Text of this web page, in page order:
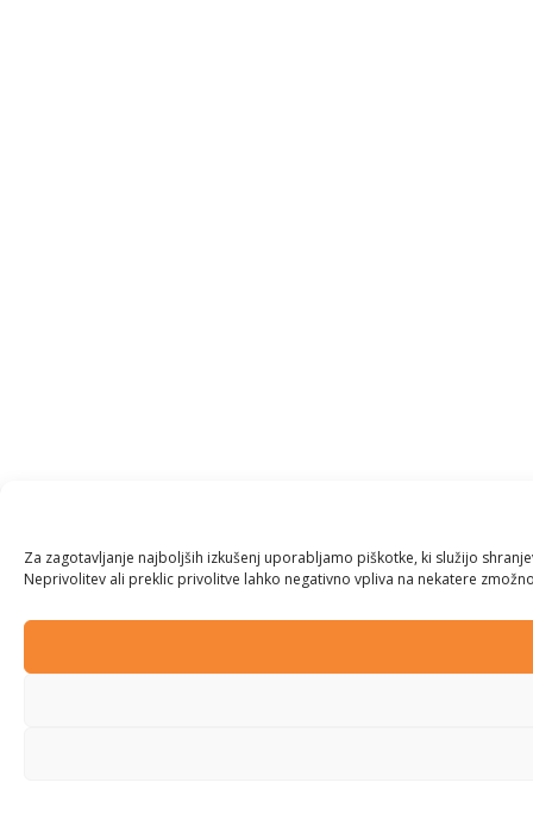
Za zagotavljanje najboljših izkušenj uporabljamo piškotke, ki služijo
Neprivolitev ali preklic privolitve lahko negativno vpliva na nekatere